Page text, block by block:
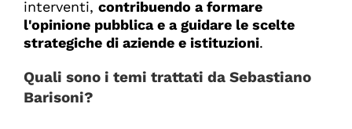
interventi, contribuendo a formare
l'opinione pubblica e a guidare le scelte
strategiche di aziende e istituzioni.
Quali sono i temi trattati da Sebastiano
Barisoni?